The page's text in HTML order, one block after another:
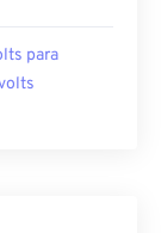
para